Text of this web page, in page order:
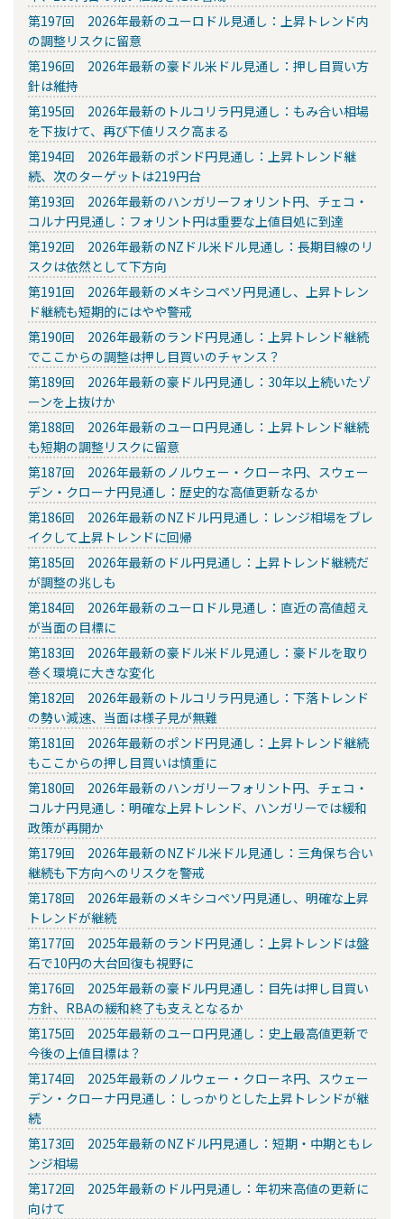
第197回 2026年最新のユーロドル見通し：上昇トレンド内
の調整リスクに留意
第196回 2026年最新の豪ドル米ドル見通し：押し目買い方
針は維持
第195回 2026年最新のトルコリラ円見通し：もみ合い相場
を下抜けて、再び下値リスク高まる
第194回 2026年最新のポンド円見通し：上昇トレンド継
続、次のターゲットは219円台
第193回 2026年最新のハンガリーフォリント円、チェコ・
コルナ円見通し：フォリント円は重要な上値目処に到達
第192回 2026年最新のNZドル米ドル見通し：長期目線のリ
スクは依然として下方向
第191回 2026年最新のメキシコペソ円見通し、上昇トレン
ド継続も短期的にはやや警戒
第190回 2026年最新のランド円見通し：上昇トレンド継続
でここからの調整は押し目買いのチャンス？
第189回 2026年最新の豪ドル円見通し：30年以上続いたゾ
ーンを上抜けか
第188回 2026年最新のユーロ円見通し：上昇トレンド継続
も短期の調整リスクに留意
第187回 2026年最新のノルウェー・クローネ円、スウェー
デン・クローナ円見通し：歴史的な高値更新なるか
第186回 2026年最新のNZドル円見通し：レンジ相場をブレ
イクして上昇トレンドに回帰
第185回 2026年最新のドル円見通し：上昇トレンド継続だ
が調整の兆しも
第184回 2026年最新のユーロドル見通し：直近の高値超え
が当面の目標に
第183回 2026年最新の豪ドル米ドル見通し：豪ドルを取り
巻く環境に大きな変化
第182回 2026年最新のトルコリラ円見通し：下落トレンド
の勢い減速、当面は様子見が無難
第181回 2026年最新のポンド円見通し：上昇トレンド継続
もここからの押し目買いは慎重に
第180回 2026年最新のハンガリーフォリント円、チェコ・
コルナ円見通し：明確な上昇トレンド、ハンガリーでは緩和
政策が再開か
第179回 2026年最新のNZドル米ドル見通し：三角保ち合い
継続も下方向へのリスクを警戒
第178回 2026年最新のメキシコペソ円見通し、明確な上昇
トレンドが継続
第177回 2025年最新のランド円見通し：上昇トレンドは盤
石で10円の大台回復も視野に
第176回 2025年最新の豪ドル円見通し：目先は押し目買い
方針、RBAの緩和終了も支えとなるか
第175回 2025年最新のユーロ円見通し：史上最高値更新で
今後の上値目標は？
第174回 2025年最新のノルウェー・クローネ円、スウェー
デン・クローナ円見通し：しっかりとした上昇トレンドが継
続
第173回 2025年最新のNZドル円見通し：短期・中期ともレ
ンジ相場
第172回 2025年最新のドル円見通し：年初来高値の更新に
向けて